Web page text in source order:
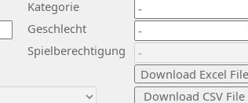
Kategorie
Geschlecht
Spielberechtigung